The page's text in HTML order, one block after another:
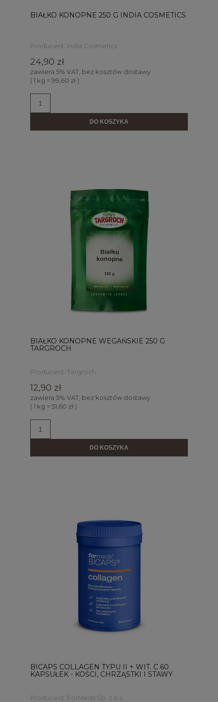
BIAŁKO KONOPNE 250 G INDIA COSMETICS
Producent: India Cosmetics
24,90 zł
zawiera 5% VAT, bez kosztów dostawy
( 1 kg = 99,60 zł )
DO KOSZYKA
BIAŁKO KONOPNE WEGAŃSKIE 250 G
TARGROCH
Producent: Targroch
12,90 zł
zawiera 5% VAT, bez kosztów dostawy
( 1 kg = 51,60 zł )
DO KOSZYKA
BICAPS COLLAGEN TYPU II + WIT. C 60
KAPSUŁEK - KOŚCI, CHRZĄSTKI I STAWY
Producent: ForMeds Sp. z o.o.